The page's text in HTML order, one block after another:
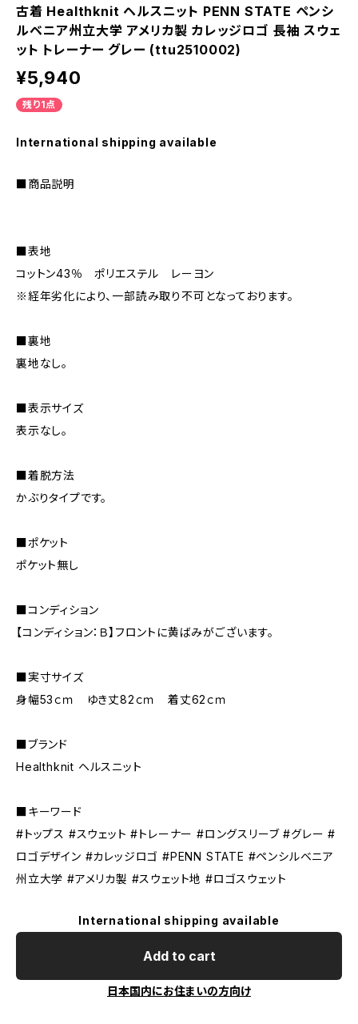
古着 Healthknit ヘルスニット PENN STATE ペンシ
ルベニア州立大学 アメリカ製 カレッジロゴ 長袖 スウェ
ット トレーナー グレー (ttu2510002)
¥5,940
残り1点
International shipping available
■商品説明
■表地
コットン43％ ポリエステル レーヨン
※経年劣化により、一部読み取り不可となっております。
■裏地
裏地なし。
■表示サイズ
表示なし。
■着脱方法
かぶりタイプです。
■ポケット
ポケット無し
■コンディション
【コンディション：Ｂ】フロントに黄ばみがございます。
■実寸サイズ
身幅53ｃｍ ゆき丈82ｃｍ 着丈62ｃｍ
■ブランド
Healthknit ヘルスニット
■キーワード
#トップス #スウェット #トレーナー #ロングスリーブ #グレー #
ロゴデザイン #カレッジロゴ #PENN STATE #ペンシルベニア
州立大学 #アメリカ製 #スウェット地 #ロゴスウェット
International shipping available
Add to cart
日本国内にお住まいの方向け